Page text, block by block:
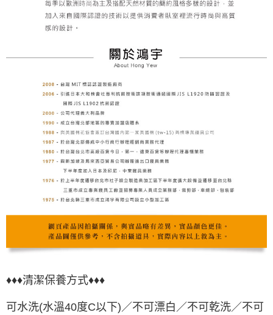
♦♦♦清潔保養方式♦♦♦
可水洗(水溫40度C以下)／不可漂白／不可乾洗／不可